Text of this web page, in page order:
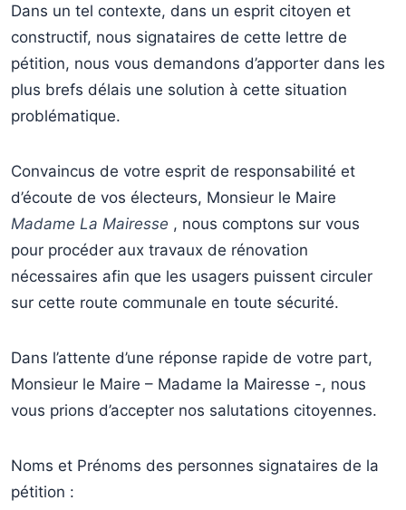
Dans un tel contexte, dans un esprit citoyen et
constructif, nous signataires de cette lettre de
pétition, nous vous demandons d’apporter dans les
plus brefs délais une solution à cette situation
problématique.
Convaincus de votre esprit de responsabilité et
d’écoute de vos électeurs, Monsieur le Maire
Madame La Mairesse , nous comptons sur vous
pour procéder aux travaux de rénovation
nécessaires afin que les usagers puissent circuler
sur cette route communale en toute sécurité.
Dans l’attente d’une réponse rapide de votre part,
Monsieur le Maire – Madame la Mairesse -, nous
vous prions d’accepter nos salutations citoyennes.
Noms et Prénoms des personnes signataires de la
pétition :